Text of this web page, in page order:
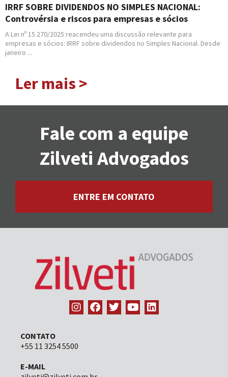
IRRF SOBRE DIVIDENDOS NO SIMPLES NACIONAL:
Controvérsia e riscos para empresas e sócios
A Lei nº 15.270/2025 reacendeu uma discussão relevante para
empresas e sócios: IRRF sobre dividendos no Simples Nacional. Desde
janeiro ...
Ler mais >
Fale com a equipe
Zilveti Advogados
ENTRE EM CONTATO
CONTATO
+55 11 3254 5500
E-MAIL